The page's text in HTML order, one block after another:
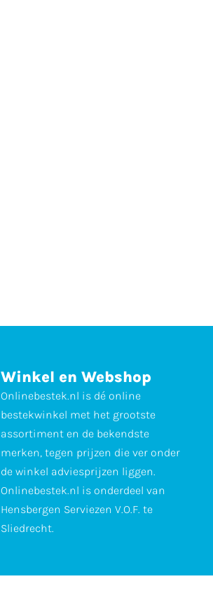
Winkel en Webshop
Onlinebestek.nl is dé online
bestekwinkel met het grootste
assortiment en de bekendste
merken, tegen prijzen die ver onder
de winkel adviesprijzen liggen.
Onlinebestek.nl is onderdeel van
Hensbergen Serviezen V.O.F. te
Sliedrecht.